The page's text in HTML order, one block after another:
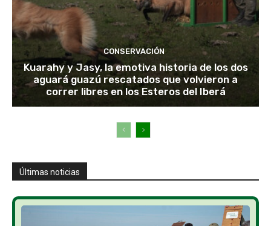
CONSERVACIÓN
Kuarahy y Jasy, la emotiva historia de los dos
aguará guazú rescatados que volvieron a
correr libres en los Esteros del Iberá
Últimas noticias